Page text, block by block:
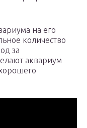
на его
количество
за
аквариум